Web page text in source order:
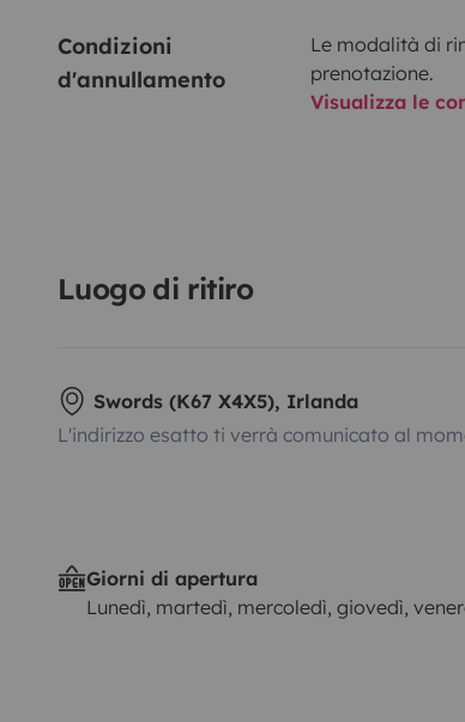
Condizioni
d'annullamento
Le modalità di
prenotazione.
Visualizza le
Luogo di ritiro
Swords (K67 X4X5), Irlanda
L'indirizzo esatto ti verrà comunicato al
Giorni di apertura
Lunedì, martedì, mercoledì, giovedì,